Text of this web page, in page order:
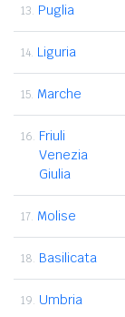
13. Puglia
14. Liguria
15. Marche
16. Friuli
Venezia
Giulia
17. Molise
18. Basilicata
19. Umbria